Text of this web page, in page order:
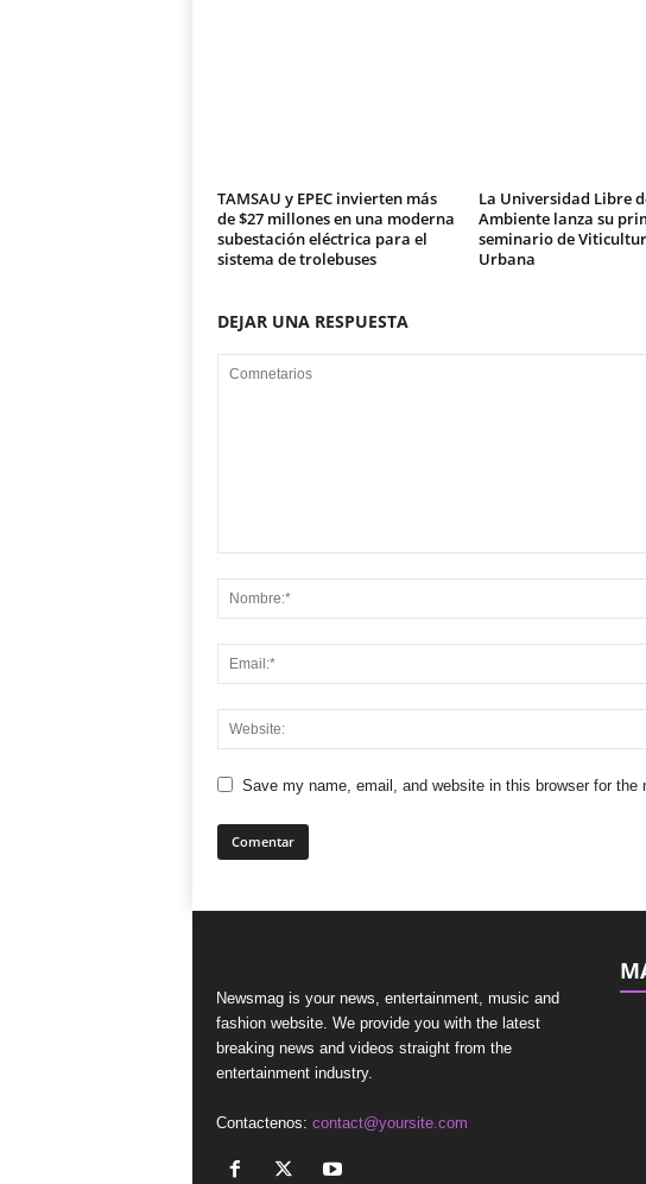
TAMSAU y EPEC invierten más
de $27 millones en una moderna
subestación eléctrica para el
sistema de trolebuses
La Universidad Libre
Ambiente lanza su
seminario de
Urbana
DEJAR UNA RESPUESTA
Save my name, email, and website in this browser for the
Newsmag is your news, entertainment, music and
fashion website. We provide you with the latest
breaking news and videos straight from the
entertainment industry.
Contactenos: contact@yoursite.com